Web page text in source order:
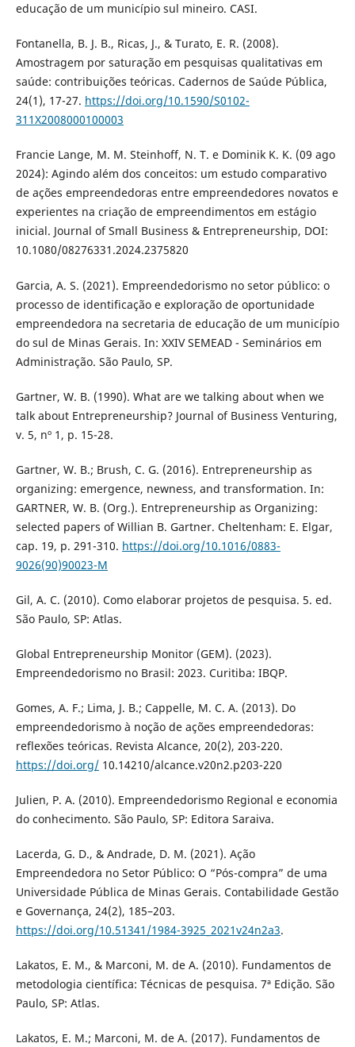
educação de um município sul mineiro. CASI.
Fontanella, B. J. B., Ricas, J., & Turato, E. R. (2008).
Amostragem por saturação em pesquisas qualitativas em
saúde: contribuições teóricas. Cadernos de Saúde Pública,
24(1), 17-27. https://doi.org/10.1590/S0102-
311X2008000100003
Francie Lange, M. M. Steinhoff, N. T. e Dominik K. K. (09 ago
2024): Agindo além dos conceitos: um estudo comparativo
de ações empreendedoras entre empreendedores novatos e
experientes na criação de empreendimentos em estágio
inicial. Journal of Small Business & Entrepreneurship, DOI:
10.1080/08276331.2024.2375820
Garcia, A. S. (2021). Empreendedorismo no setor público: o
processo de identificação e exploração de oportunidade
empreendedora na secretaria de educação de um município
do sul de Minas Gerais. In: XXIV SEMEAD - Seminários em
Administração. São Paulo, SP.
Gartner, W. B. (1990). What are we talking about when we
talk about Entrepreneurship? Journal of Business Venturing,
v. 5, nº 1, p. 15-28.
Gartner, W. B.; Brush, C. G. (2016). Entrepreneurship as
organizing: emergence, newness, and transformation. In:
GARTNER, W. B. (Org.). Entrepreneurship as Organizing:
selected papers of Willian B. Gartner. Cheltenham: E. Elgar,
cap. 19, p. 291-310. https://doi.org/10.1016/0883-
9026(90)90023-M
Gil, A. C. (2010). Como elaborar projetos de pesquisa. 5. ed.
São Paulo, SP: Atlas.
Global Entrepreneurship Monitor (GEM). (2023).
Empreendedorismo no Brasil: 2023. Curitiba: IBQP.
Gomes, A. F.; Lima, J. B.; Cappelle, M. C. A. (2013). Do
empreendedorismo à noção de ações empreendedoras:
reflexões teóricas. Revista Alcance, 20(2), 203-220.
https://doi.org/10.14210/alcance.v20n2.p203-220
Julien, P. A. (2010). Empreendedorismo Regional e economia
do conhecimento. São Paulo, SP: Editora Saraiva.
Lacerda, G. D., & Andrade, D. M. (2021). Ação
Empreendedora no Setor Público: O “Pós-compra” de uma
Universidade Pública de Minas Gerais. Contabilidade Gestão
e Governança, 24(2), 185–203.
https://doi.org/10.51341/1984-3925_2021v24n2a3.
Lakatos, E. M., & Marconi, M. de A. (2010). Fundamentos de
metodologia científica: Técnicas de pesquisa. 7ª Edição. São
Paulo, SP: Atlas.
Lakatos, E. M.; Marconi, M. de A. (2017). Fundamentos de